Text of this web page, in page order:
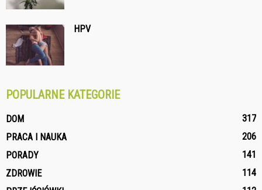
HPV
POPULARNE KATEGORIE
DOM
317
PRACA I NAUKA
206
PORADY
141
ZDROWIE
114